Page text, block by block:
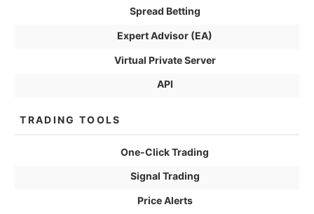
Spread Betting
Expert Advisor (EA)
Virtual Private Server
API
TRADING TOOLS
One-Click Trading
Signal Trading
Price Alerts